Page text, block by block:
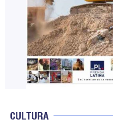
CULTURA